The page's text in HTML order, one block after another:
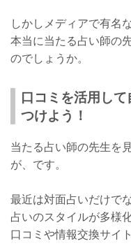
口コミ
店舗詳細
中目黒八幡神社
さいごに
しかしメディアで有名
本当に当たる占い師の
のでしょうか。
口コミを活用し
つけよう！
当たる占い師の先生を
が、 です。
最近は対面占いだけで
占いのスタイルが多様
口コミや情報交換サイ